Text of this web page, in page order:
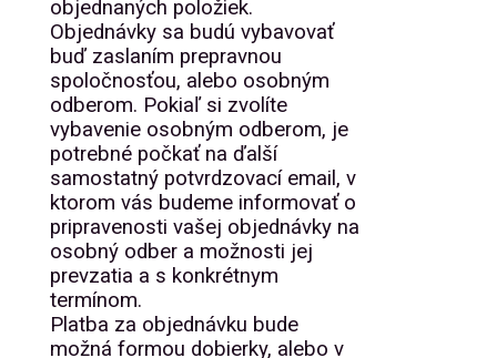
objednaných položiek.
Objednávky sa budú vybavovať
buď zaslaním prepravnou
spoločnosťou, alebo osobným
odberom. Pokiaľ si zvolíte
vybavenie osobným odberom, je
potrebné počkať na ďalší
samostatný potvrdzovací email, v
ktorom vás budeme informovať o
pripravenosti vašej objednávky na
osobný odber a možnosti jej
prevzatia a s konkrétnym
termínom.
Platba za objednávku bude
možná formou dobierky, alebo v